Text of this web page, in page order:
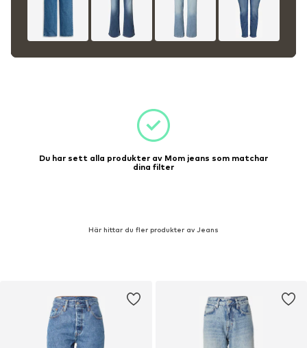
Du har sett alla produkter av Mom jeans som matchar
dina filter
Här hittar du fler produkter av Jeans